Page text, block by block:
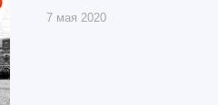
7 мая 2020